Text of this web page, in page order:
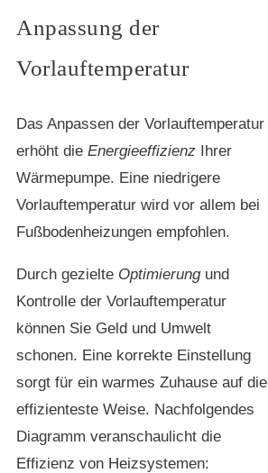
Anpassung der
Vorlauftemperatur
Das Anpassen der Vorlauftemperatur
erhöht die Energieeffizienz Ihrer
Wärmepumpe. Eine niedrigere
Vorlauftemperatur wird vor allem bei
Fußbodenheizungen empfohlen.
Durch gezielte Optimierungund
Kontrolle der Vorlauftemperatur
können Sie Geld und Umwelt
schonen. Eine korrekte Einstellung
sorgt für ein warmes Zuhause auf die
effizienteste Weise. Nachfolgendes
Diagramm veranschaulicht die
Effizienz von Heizsystemen: